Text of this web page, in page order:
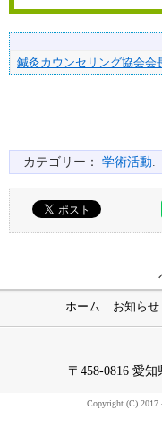
鍼灸カウンセリング協会会
カテゴリー： 学術活動
ホーム お知らせ
〒458-0816 愛
Copyright (C) 2017